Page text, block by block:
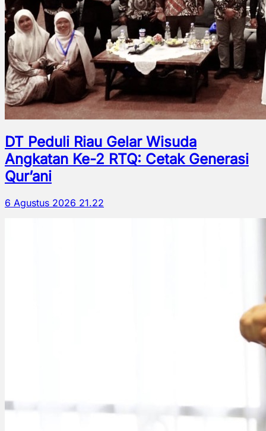
DT Peduli Riau Gelar Wisuda
Angkatan Ke-2 RTQ: Cetak Generasi
Qur’ani
6 Agustus 2026 21.22